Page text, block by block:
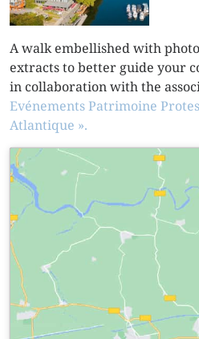
A walk embellished with
extracts to better guide your
in collaboration with the
Evénements Patrimoine
Atlantique ».